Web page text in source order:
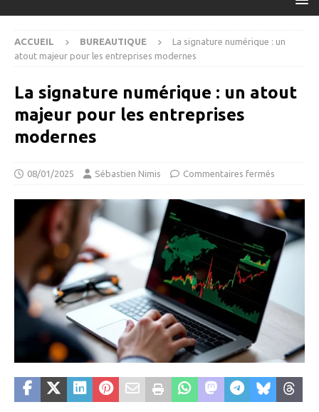
ACCUEIL BUREAUTIQUE
La signature numérique : un
atout majeur pour les entreprises modernes
La signature numérique : un atout
majeur pour les entreprises
modernes
08/01/2025 Sébastien Nimis Commentaires fermés